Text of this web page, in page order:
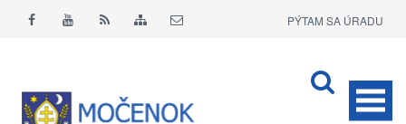
PÝTAM SA ÚRADU